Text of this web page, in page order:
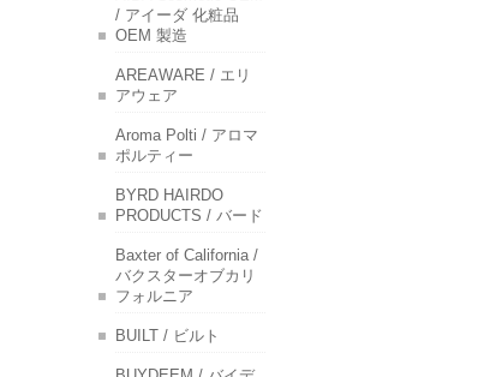
/ アイーダ 化粧品
OEM 製造
AREAWARE / エリ
アウェア
Aroma Polti / アロマ
ポルティー
BYRD HAIRDO
PRODUCTS / バード
Baxter of California /
バクスターオブカリ
フォルニア
BUILT / ビルト